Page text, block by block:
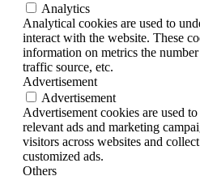
Analytics
Analytical cookies are used to
interact with the website. These
information on metrics the
traffic source, etc.
Advertisement
Advertisement
Advertisement cookies are used
relevant ads and marketing
visitors across websites and
customized ads.
Others